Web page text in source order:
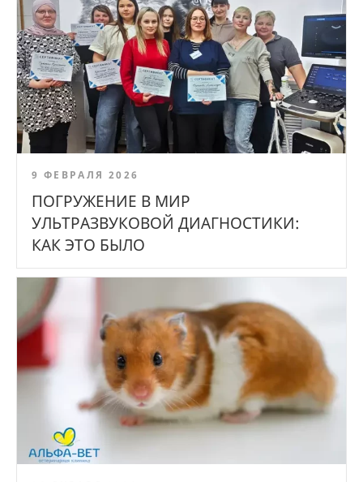
9 ФЕВРАЛЯ 2026
ПОГРУЖЕНИЕ В МИР
УЛЬТРАЗВУКОВОЙ ДИАГНОСТИКИ:
КАК ЭТО БЫЛО